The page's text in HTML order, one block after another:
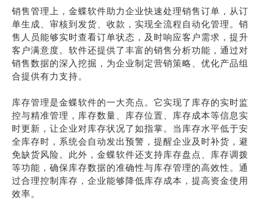
销售管理上，金蝶软件助力企业快速处理销售订单，从订
单生成、审核到发货、收款，实现全流程自动化管理。销
售人员能够实时查看订单状态，及时响应客户需求，提升
客户满意度。软件还提供了丰富的销售分析功能，通过对
销售数据的深入挖掘，为企业制定营销策略、优化产品组
合提供有力支持。
库存管理是金蝶软件的一大亮点。它实现了库存的实时监
控与精准管理，库存数量、库存位置、库存成本等信息实
时更新，让企业对库存状况了如指掌。当库存水平低于安
全库存时，系统会自动发出预警，提醒企业及时补货，避
免缺货风险。此外，金蝶软件还支持库存盘点、库存调拨
等功能，确保库存数据的准确性与库存管理的高效性。通
过合理控制库存，企业能够降低库存成本，提高资金使用
效率。